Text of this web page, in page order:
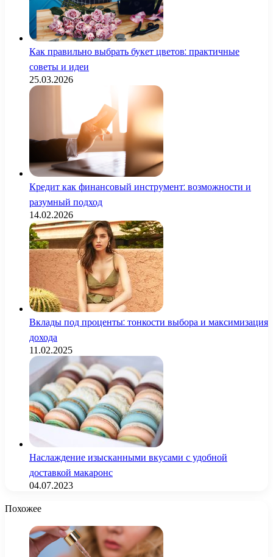
Как правильно выбрать букет цветов: практичные
советы и идеи
25.03.2026
Кредит как финансовый инструмент: возможности и
разумный подход
14.02.2026
Вклады под проценты: тонкости выбора и максимизация
дохода
11.02.2025
Наслаждение изысканными вкусами с удобной
доставкой макаронс
04.07.2023
Похожее